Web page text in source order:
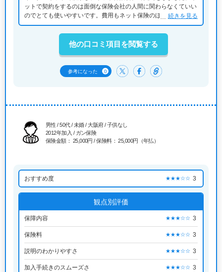
ットで契約をするのは面倒な保険会社の人間に関わらなくていい
のでとても使いやすいです。費用もネット保険のほうが抑えられ
るため、とてもよいと思いました。ただ、全て当たり前にできる
ことなので、特別評価することもありません。「普通」だと思い
続きを見る
参考になった 0
他の口コミ項目を閲覧する
男性 / 50代 / 未婚 / 大阪府 / 子供なし
2012年加入 / ガン保険
保険金額： 25,000円 / 保険料： 25,000円（年払）
おすすめ度 ★★★☆☆ 3
観点別評価
保障内容 ★★★☆☆ 3
保険料 ★★★☆☆ 3
説明のわかりやすさ ★★★☆☆ 3
加入手続きのスムーズさ ★★★☆☆ 3